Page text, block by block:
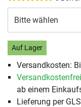
Bitte wählen
Auf Lager
Versandkosten:
ab einem
Lieferung per GLS